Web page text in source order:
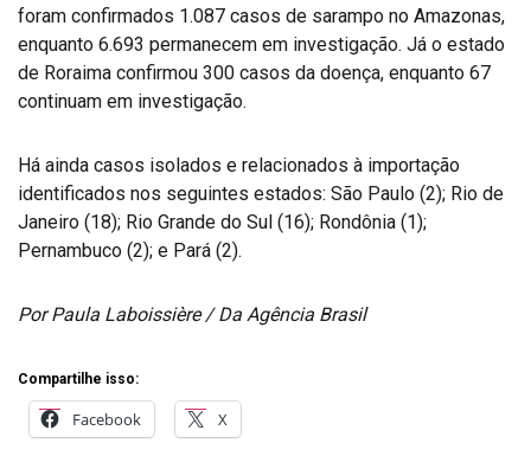
foram confirmados 1.087 casos de sarampo no Amazonas,
enquanto 6.693 permanecem em investigação. Já o estado
de Roraima confirmou 300 casos da doença, enquanto 67
continuam em investigação.
Há ainda casos isolados e relacionados à importação
identificados nos seguintes estados: São Paulo (2); Rio de
Janeiro (18); Rio Grande do Sul (16); Rondônia (1);
Pernambuco (2); e Pará (2).
Por Paula Laboissière / Da Agência Brasil
Compartilhe isso:
Facebook X